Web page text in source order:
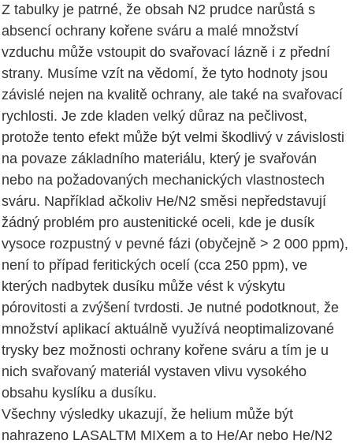
Z tabulky je patrné, že obsah N2 prudce narůstá s
absencí ochrany kořene sváru a malé množství
vzduchu může vstoupit do svařovací lázně i z přední
strany. Musíme vzít na vědomí, že tyto hodnoty jsou
závislé nejen na kvalitě ochrany, ale také na svařovací
rychlosti. Je zde kladen velký důraz na pečlivost,
protože tento efekt může být velmi škodlivý v závislosti
na povaze základního materiálu, který je svařován
nebo na požadovaných mechanických vlastnostech
sváru. Například ačkoliv He/N2 směsi nepředstavují
žádný problém pro austenitické oceli, kde je dusík
vysoce rozpustný v pevné fázi (obyčejně > 2 000 ppm),
není to případ feritických ocelí (cca 250 ppm), ve
kterých nadbytek dusíku může vést k výskytu
pórovitosti a zvýšení tvrdosti. Je nutné podotknout, že
množství aplikací aktuálně využívá neoptimalizované
trysky bez možnosti ochrany kořene sváru a tím je u
nich svařovaný materiál vystaven vlivu vysokého
obsahu kyslíku a dusíku.
Všechny výsledky ukazují, že helium může být
nahrazeno LASALTM MIXem a to He/Ar nebo He/N2